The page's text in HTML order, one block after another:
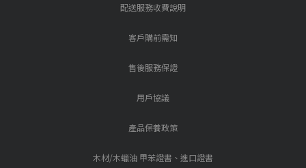
配送服務收費說明
客戶購前需知
售後服務保證
用戶協議
產品保養政策
木材/木蠟油 甲苯證書、進口證書